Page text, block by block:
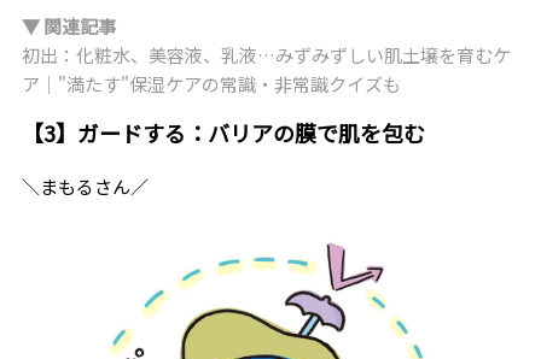
▼ 関連記事
初出：化粧水、美容液、乳液…みずみずしい肌土壌を育むケ
ア｜"満たす"保湿ケアの常識・非常識クイズも
【3】ガードする：バリアの膜で肌を包む
＼まもるさん／